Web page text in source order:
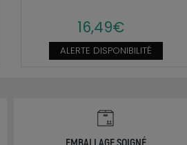
16,49€
ALERTE DISPONIBILITÉ
EMBALLAGE SOIGNÉ